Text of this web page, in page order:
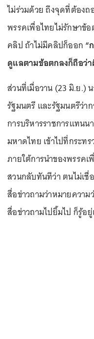
ไม่ร่วมด้วย ถึงจุดที่ต้องถ
พรรคเพื่อไทยไม่รักษาข้
คลิป ถ้าไม่มีคลิปก็ออก “
ดูแลตามข้อตกลงก็ถือว่
ส่วนที่เมื่อวาน (23 มิ.ย.)
รัฐมนตรี และรัฐมนตรีว่า
การบริหารราชการแทนน
มหาดไทย เข้าไปที่กระท
ภายใต้การนำของพรรค
สวนกลับทันทีว่า ตนไม่เชื่
สื่อข่าวถามว่าหมายควา
สื่อข่าวถามไปยิ้มไป ก็รู้อ